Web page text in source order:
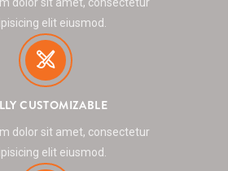
dolor sit amet, consectetur
elit eiusmod.
CUSTOMIZABLE
dolor sit amet, consectetur
elit eiusmod.